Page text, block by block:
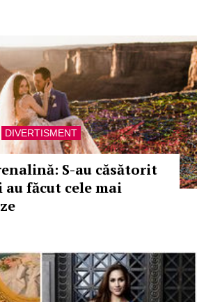
DIVERTISMENT
S-au căsătorit
făcut cele mai